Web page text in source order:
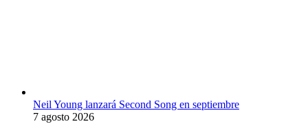
Neil Young lanzará Second Song en septiembre
7 agosto 2026